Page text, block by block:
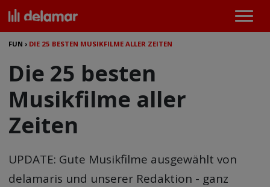
FUN › DIE 25 BESTEN MUSIKFILME ALLER ZEITEN
Die 25 besten
Musikfilme aller
Zeiten
UPDATE: Gute Musikfilme ausgewählt von
delamaris und unserer Redaktion - ganz